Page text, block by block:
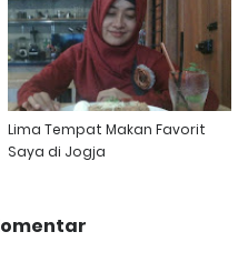
Lima Tempat Makan Favorit
Saya di Jogja